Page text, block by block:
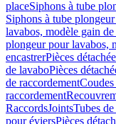
placeSiphons à tube
Siphons à tube
lavabos, modèle gain
plongeur pour lavabos,
encastrerPièces
de lavaboPièces
de raccordementCoudes
raccordement
RaccordsJointsTubes
pour éviersPièces